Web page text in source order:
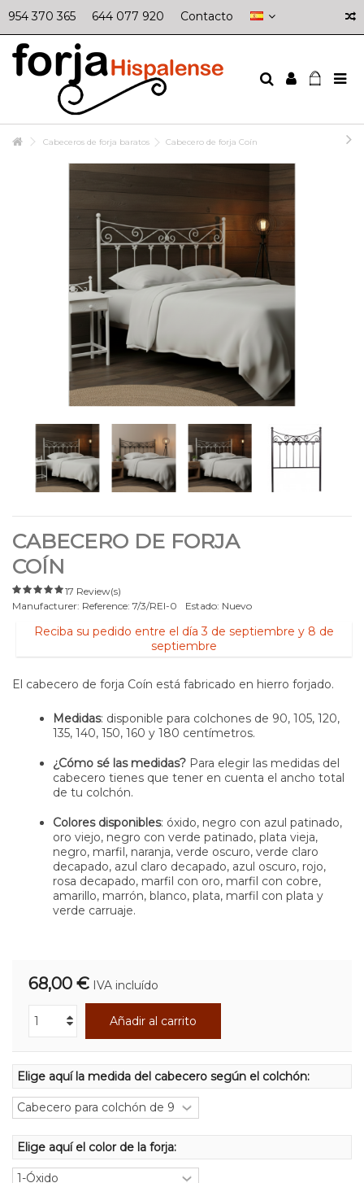
954 370 365 644 077 920 Contacto
Cabeceros de forja baratos Cabecero de forja Coín
CABECERO DE FORJA
COÍN
17 Review(s)
Manufacturer: Reference: 7/3/REI-0 Estado: Nuevo
Reciba su pedido entre el día 3 de septiembre y 8 de
septiembre
El cabecero de forja Coín está fabricado en hierro forjado.
Medidas: disponible para colchones de 90, 105, 120,
135, 140, 150, 160 y 180 centímetros.
¿Cómo sé las medidas? Para elegir las medidas del
cabecero tienes que tener en cuenta el ancho total
de tu colchón.
Colores disponibles: óxido, negro con azul patinado,
oro viejo, negro con verde patinado, plata vieja,
negro, marfil, naranja, verde oscuro, verde claro
decapado, azul claro decapado, azul oscuro, rojo,
rosa decapado, marfil con oro, marfil con cobre,
amarillo, marrón, blanco, plata, marfil con plata y
verde carruaje.
68,00 € IVA incluído
Añadir al carrito
Elige aquí la medida del cabecero según el colchón:
Elige aquí el color de la forja: